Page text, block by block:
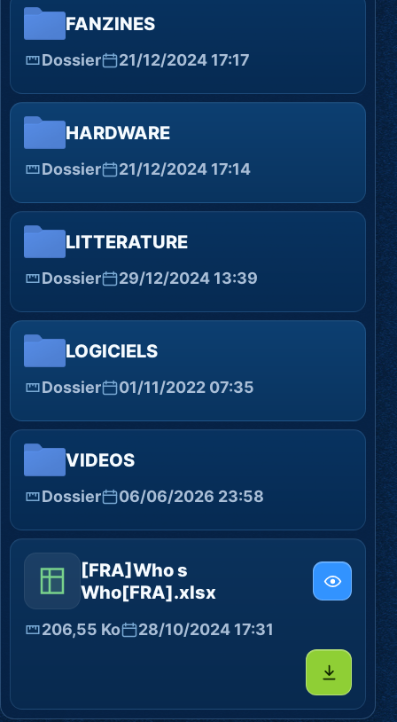
FANZINES
Dossier 21/12/2024 17:17
HARDWARE
Dossier 21/12/2024 17:14
LITTERATURE
Dossier 29/12/2024 13:39
LOGICIELS
Dossier 01/11/2022 07:35
VIDEOS
Dossier 06/06/2026 23:58
[FRA]Who s
Who[FRA].xlsx
206,55 Ko 28/10/2024 17:31